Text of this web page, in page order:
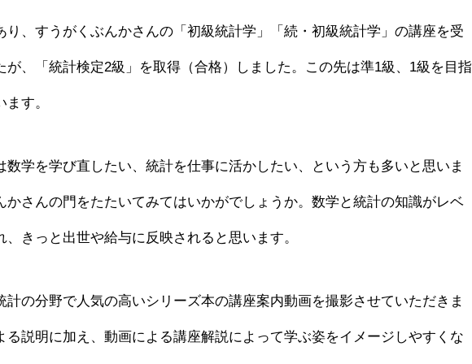
、すうがくぶんかさんの「初級統計学」「続・初級統計学」の講座を受
、「統計検定2級」を取得（合格）しました。この先は準1級、1級を目指
す。
数学を学び直したい、統計を仕事に活かしたい、という方も多いと思いま
かさんの門をたたいてみてはいかがでしょうか。数学と統計の知識がレベ
きっと出世や給与に反映されると思います。
計の分野で人気の高いシリーズ本の講座案内動画を撮影させていただきま
る説明に加え、動画による講座解説によって学ぶ姿をイメージしやすくな